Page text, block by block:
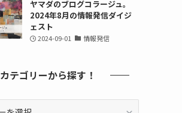
ヤマダのブログコラージュ。
2024年8月の情報発信ダイジ
ェスト
2024-09-01 情報発信
カテゴリーから探す！